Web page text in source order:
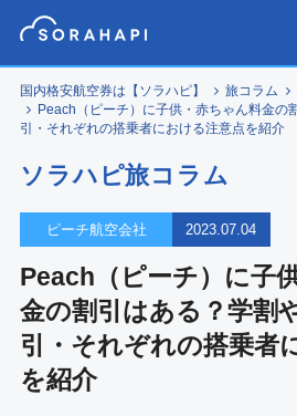
国内格安航空券は【ソラハピ】 旅コラム
Peach（ピーチ）に子供・赤ちゃん料金の
引・それぞれの搭乗者における注意点を紹介
ソラハピ旅コラム
ピーチ航空会社 2023.07.04
Peach（ピーチ）に子
金の割引はある？学割
引・それぞれの搭乗者
を紹介